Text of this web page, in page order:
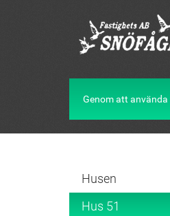
Genom att
Husen
Hus 51